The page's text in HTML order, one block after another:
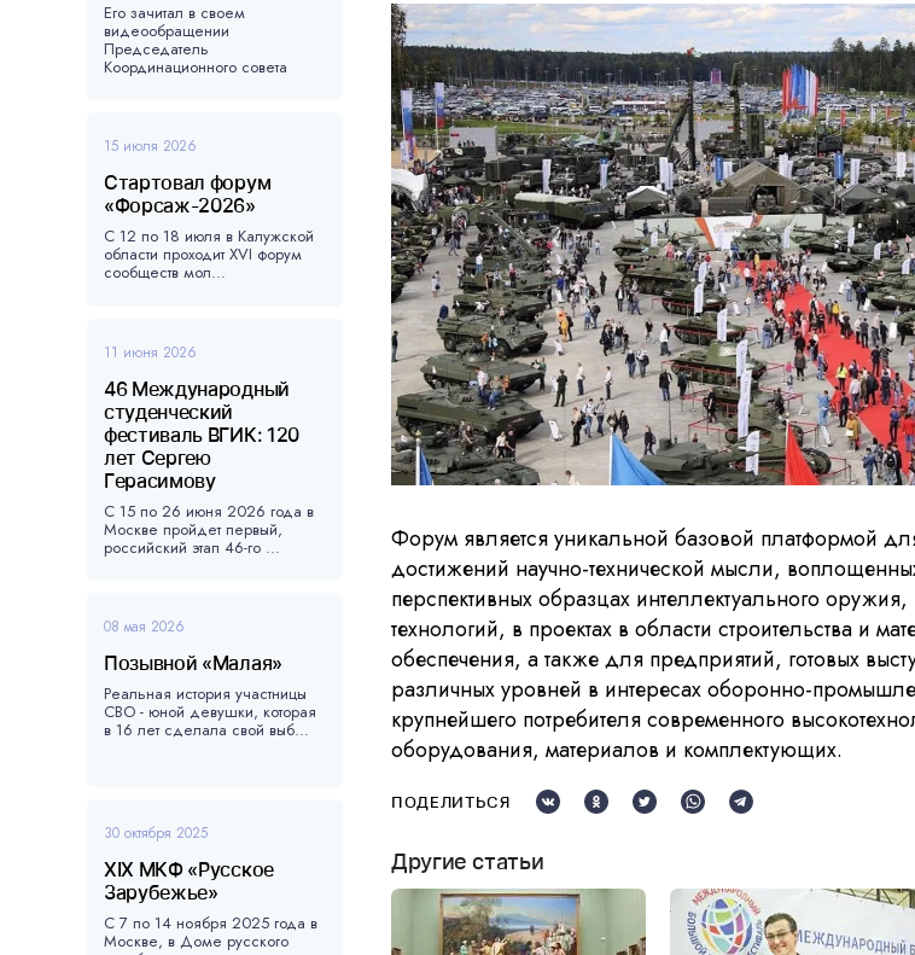
Его зачитал в своем
видеообращении
Председатель
Координационного совета
15 июля 2026
Стартовал форум
«Форсаж-2026»
С 12 по 18 июля в Калужской
области проходит XVI форум
сообществ мол...
11 июня 2026
46 Международный
студенческий
фестиваль ВГИК: 120
лет Сергею
Герасимову
С 15 по 26 июня 2026 года в
Москве пройдет первый,
российский этап 46-го ...
08 мая 2026
Позывной «Малая»
Реальная история участницы
СВО - юной девушки, которая
в 16 лет сделала свой выб...
30 октября 2025
XIX МКФ «Русское
Зарубежье»
С 7 по 14 ноября 2025 года в
Москве, в Доме русского
Форум является уникальной базовой платформой
достижений научно-технической мысли,
перспективных образцах интеллектуального
технологий, в проектах в области строительства и
обеспечения, а также для предприятий, готовых
различных уровней в интересах оборонно-
крупнейшего потребителя современного
оборудования, материалов и комплектующих.
ПОДЕЛИТЬСЯ
Другие статьи